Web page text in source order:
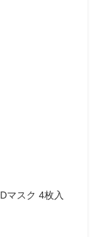
マスク 4枚入